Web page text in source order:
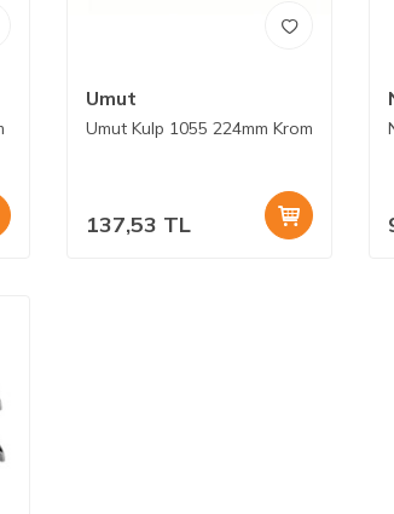
Umut
Umut Kulp 1055 224mm Krom
137,53 TL